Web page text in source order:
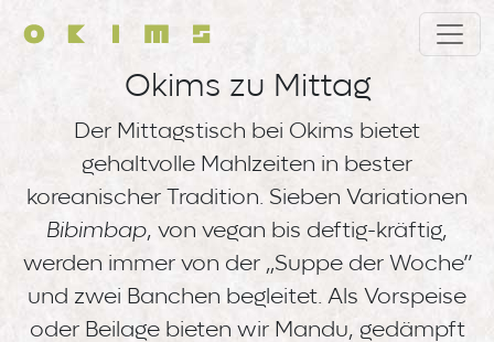
Okims zu Mittag
Der Mittagstisch bei Okims bietet
gehaltvolle Mahlzeiten in bester
koreanischer Tradition. Sieben Variationen
Bibimbap, von vegan bis deftig-kräftig,
werden immer von der „Suppe der Woche”
und zwei Banchen begleitet. Als Vorspeise
oder Beilage bieten wir Mandu, gedämpft